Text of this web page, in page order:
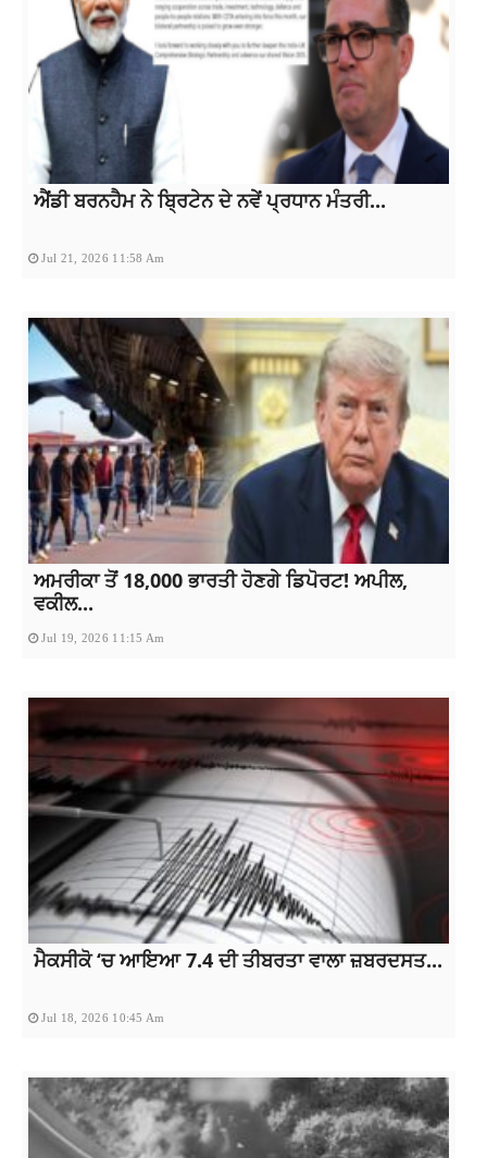
ਐਂਡੀ ਬਰਨਹੈਮ ਨੇ ਬ੍ਰਿਟੇਨ ਦੇ ਨਵੇਂ ਪ੍ਰਧਾਨ ਮੰਤਰੀ...
Jul 21, 2026 11:58 Am
ਅਮਰੀਕਾ ਤੋਂ 18,000 ਭਾਰਤੀ ਹੋਣਗੇ ਡਿਪੋਰਟ! ਅਪੀਲ,
ਵਕੀਲ...
Jul 19, 2026 11:15 Am
ਮੈਕਸੀਕੋ ‘ਚ ਆਇਆ 7.4 ਦੀ ਤੀਬਰਤਾ ਵਾਲਾ ਜ਼ਬਰਦਸਤ...
Jul 18, 2026 10:45 Am